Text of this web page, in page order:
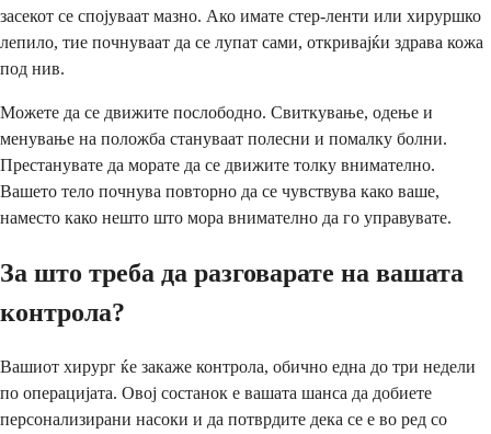
засекот се спојуваат мазно. Ако имате стер-ленти или хируршко
лепило, тие почнуваат да се лупат сами, откривајќи здрава кожа
под нив.
Можете да се движите послободно. Свиткување, одење и
менување на положба стануваат полесни и помалку болни.
Престанувате да морате да се движите толку внимателно.
Вашето тело почнува повторно да се чувствува како ваше,
наместо како нешто што мора внимателно да го управувате.
За што треба да разговарате на вашата
контрола?
Вашиот хирург ќе закаже контрола, обично една до три недели
по операцијата. Овој состанок е вашата шанса да добиете
персонализирани насоки и да потврдите дека се е во ред со